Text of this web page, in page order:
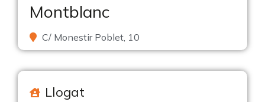
Montblanc
C/ Monestir Poblet, 10
Llogat